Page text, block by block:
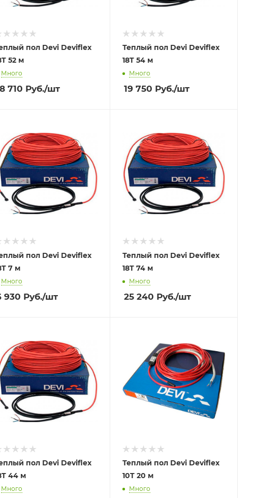
пол Devi Deviflex
52 м
Много
710 Руб./шт
Теплый пол Devi Deviflex
18T 54 м
Много
19 750 Руб./шт
пол Devi Deviflex
7 м
Много
930 Руб./шт
Теплый пол Devi Deviflex
18T 74 м
Много
25 240 Руб./шт
пол Devi Deviflex
44 м
Много
Теплый пол Devi Deviflex
10T 20 м
Много